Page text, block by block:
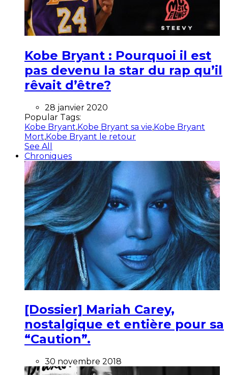
Kobe Bryant : Pourquoi il est
pas devenu la star du rap qu’il
rêvait d’être?
28 janvier 2020
Popular Tags:
Kobe Bryant,Kobe Bryant sa vie,Kobe Bryant
Mort,Kobe Bryant le retour
See All
Chroniques
[Dossier] Mariah Carey,
nostalgique et entière pour sa
“Caution”.
30 novembre 2018